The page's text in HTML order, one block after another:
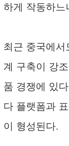
하게 작동하느
최근 중국에서
계 구축이 강
품 경쟁에 있
다 플랫폼과
이 형성된다.